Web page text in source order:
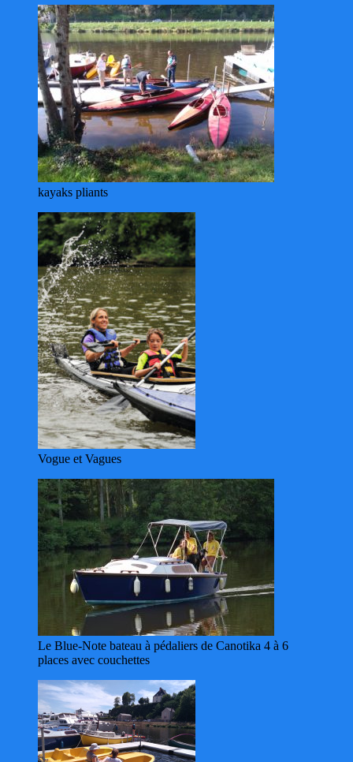
kayaks pliants
Vogue et Vagues
Le Blue-Note bateau à pédaliers de Canotika 4 à 6
places avec couchettes